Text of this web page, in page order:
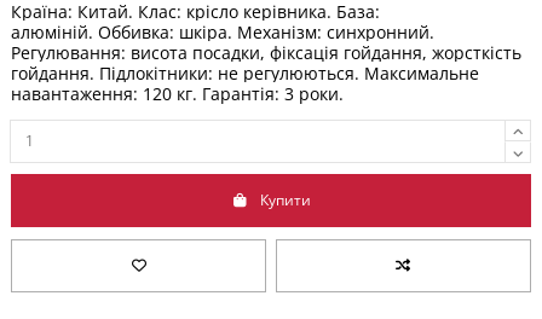
Країна: Китай. Клас: крісло керівника. База:
алюміній. Оббивка: шкіра. Механізм: синхронний.
Регулювання: висота посадки, фіксація гойдання, жорсткість
гойдання. Підлокітники: не регулюються. Максимальне
навантаження: 120 кг. Гарантія: 3 роки.
Купити